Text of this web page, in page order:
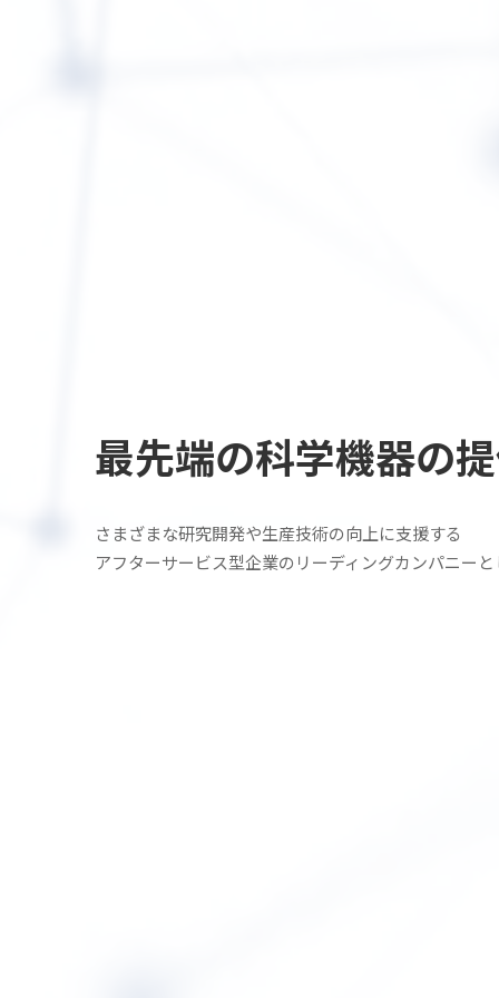
最先端の科学機器の
さまざまな研究開発や生産技術の向上に支援する
アフターサービス型企業の リーディングカンパニー